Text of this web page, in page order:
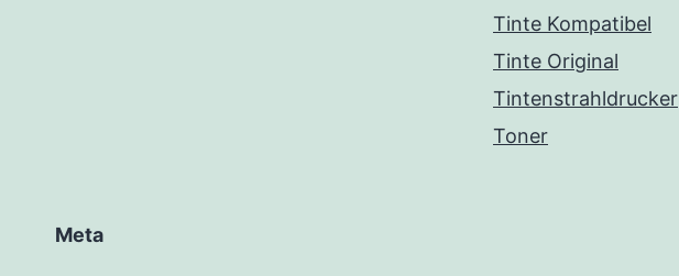
Tinte Kompatibel
Tinte Original
Tintenstrahldrucker
Toner
Meta